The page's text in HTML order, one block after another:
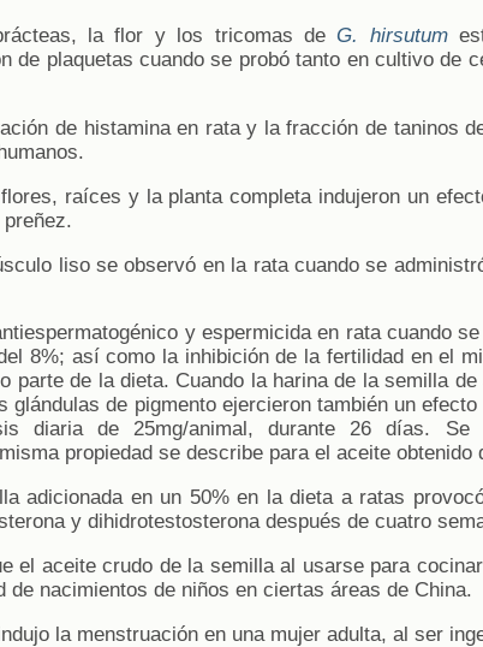
la flor y los tricomas deG. hirsutum
de plaquetas cuando se probó tanto en cultivo de
de histamina en rata y la fracción de taninos
raíces y la planta completa indujeron un
liso se observó en la rata cuando se
y espermicida en rata cuando
8%; así como la inhibición de la fertilidad en el
parte de la dieta. Cuando la harina de la semilla
glándulas de pigmento ejercieron también un
diaria de 25mg/animal, durante 26 días. Se
propiedad se describe para el aceite obtenido
adicionada en un 50% en la dieta a ratas
y dihidrotestosterona después de cuatro
el aceite crudo de la semilla al usarse para
de nacimientos de niños en ciertas áreas de China.
la menstruación en una mujer adulta, al ser